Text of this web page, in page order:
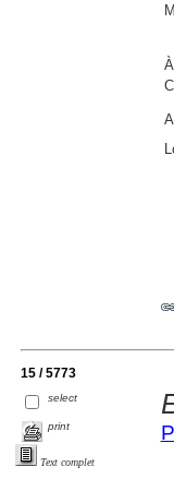
15 / 5773
select
print
Text complet